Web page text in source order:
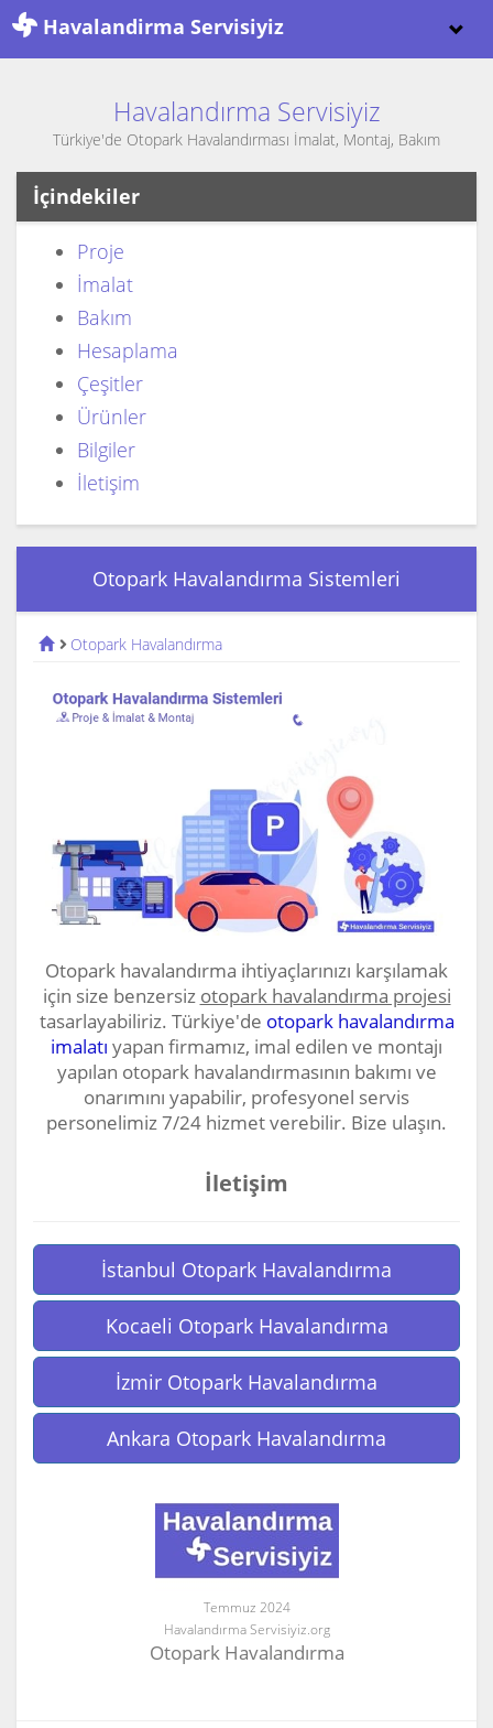
Havalandirma Servisiyiz
Havalandırma Servisiyiz
Türkiye'de Otopark Havalandırması İmalat, Montaj, Bakım
İçindekiler
Proje
İmalat
Bakım
Hesaplama
Çeşitler
Ürünler
Bilgiler
İletişim
Otopark Havalandırma Sistemleri
Otopark Havalandırma
Otopark havalandırma ihtiyaçlarınızı karşılamak
için size benzersiz otopark havalandırma projesi
tasarlayabiliriz. Türkiye'de otopark havalandırma
imalatı yapan firmamız, imal edilen ve montajı
yapılan otopark havalandırmasının bakımı ve
onarımını yapabilir, profesyonel servis
personelimiz 7/24 hizmet verebilir. Bize ulaşın.
İletişim
İstanbul Otopark Havalandırma
Kocaeli Otopark Havalandırma
İzmir Otopark Havalandırma
Ankara Otopark Havalandırma
Temmuz 2024
Havalandırma Servisiyiz.org
Otopark Havalandırma